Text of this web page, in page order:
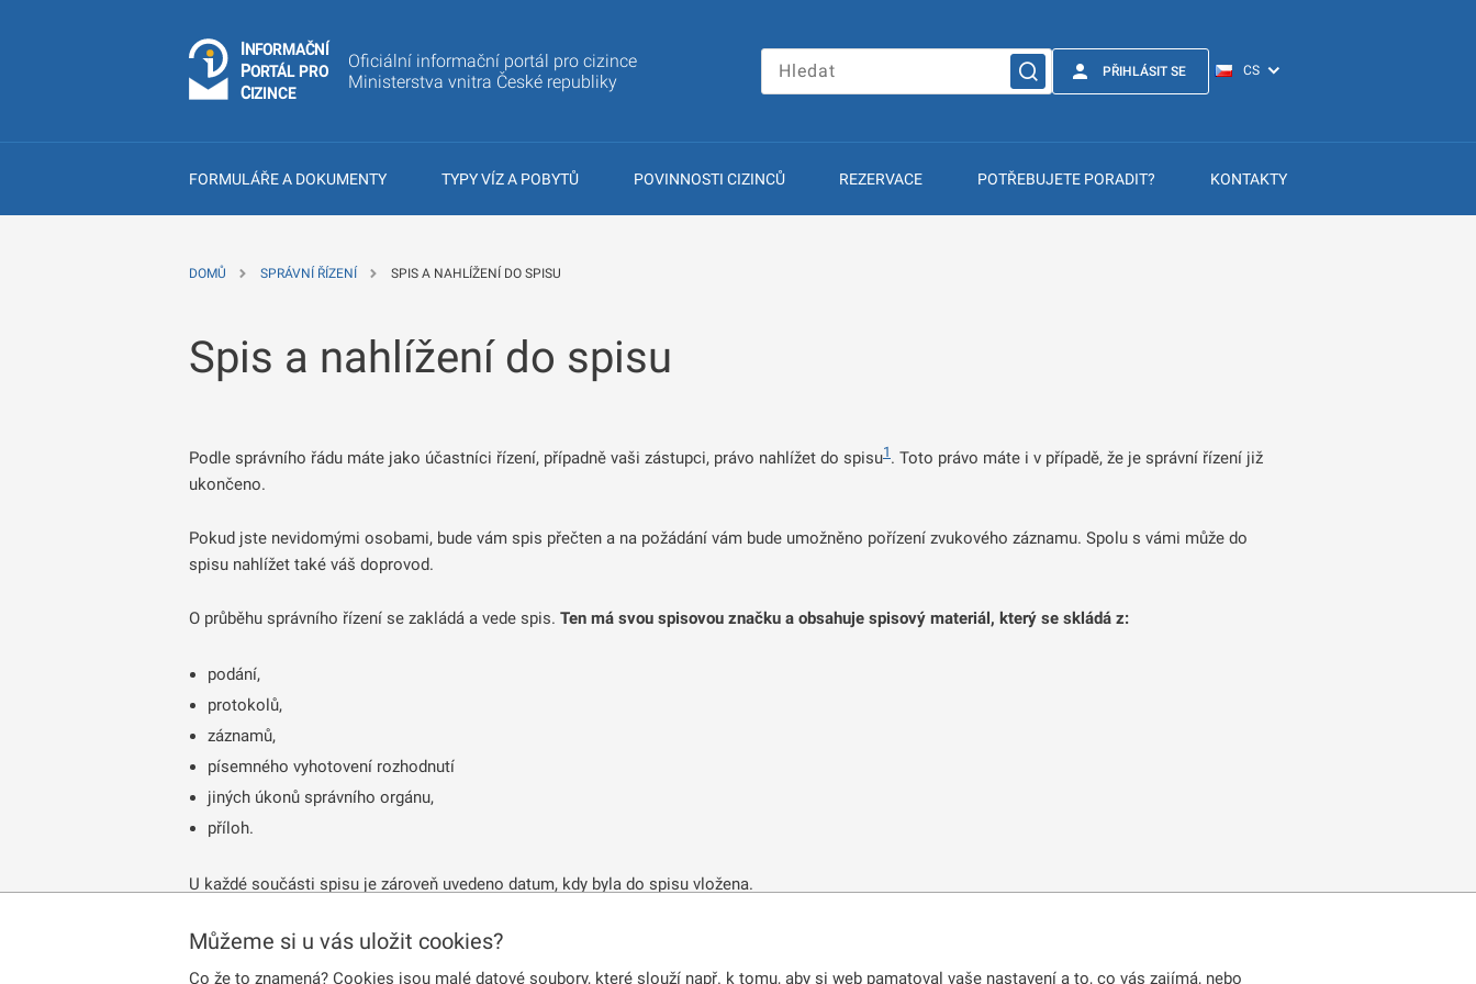
INFORMAČNÍ
PORTÁL PRO
CIZINCE
Oficiální informační portál pro cizince
Ministerstva vnitra České republiky
PŘIHLÁSIT SE
FORMULÁŘE A DOKUMENTY TYPY VÍZ A POBYTŮ POVINNOSTI CIZINCŮ REZERVACE POTŘEBUJETE PORADIT? KONTAKTY
Můžeme si u vás uložit cookies?
Co že to znamená? Cookies jsou malé datové soubory, které slouží např. k tomu, aby si web pamatoval vaše nastavení a to, co vás zajímá, nebo
DOMŮ SPRÁVNÍ ŘÍZENÍ SPIS A NAHLÍŽENÍ DO SPISU
Spis a nahlížení do spisu
Podle správního řádu máte jako účastníci řízení, případně vaši zástupci, právo nahlížet do spisu1 . Toto právo máte i v případě, že je správní řízení již
ukončeno.
Pokud jste nevidomými osobami, bude vám spis přečten a na požádání vám bude umožněno pořízení zvukového záznamu. Spolu s vámi může do
spisu nahlížet také váš doprovod.
O průběhu správního řízení se zakládá a vede spis. Ten má svou spisovou značku a obsahuje spisový materiál, který se skládá z:
podání,
protokolů,
záznamů,
písemného vyhotovení rozhodnutí
jiných úkonů správního orgánu,
příloh.
U každé součásti spisu je zároveň uvedeno datum, kdy byla do spisu vložena.
Jakým způsobem je možné se na nahlížení do spisu objednat?